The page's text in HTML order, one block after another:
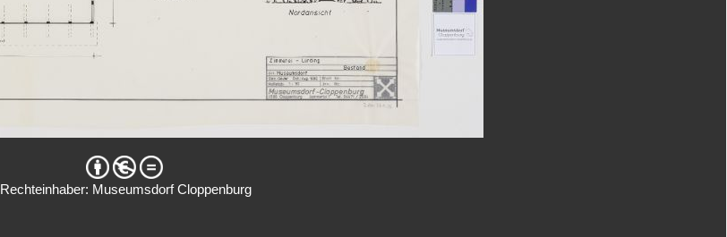
Rechteinhaber: Museumsdorf Cloppenburg